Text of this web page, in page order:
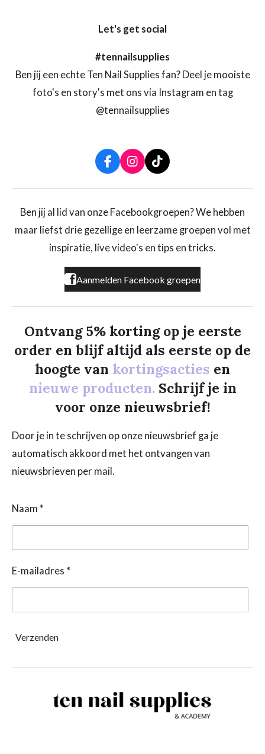
Let's get social
#tennailsupplies
Ben jij een echte Ten Nail Supplies fan? Deel je mooiste
foto's en story's met ons via Instagram en tag
@tennailsupplies
F
a
c
b
o
k
I
n
s
a
r
a
T
i
k
o
Ben jij al lid van onze Facebookgroepen? We hebben
maar liefst drie gezellige en leerzame groepen vol met
inspiratie, live video's en tips en tricks.
Aanmelden Facebook groepen
Ontvang 5% korting op je eerste
order en blijf altijd als eerste op de
hoogte van kortingsacties en
nieuwe producten. Schrijf je in
voor onze nieuwsbrief!
Door je in te schrijven op onze nieuwsbrief ga je
automatisch akkoord met het ontvangen van
nieuwsbrieven per mail.
Naam *
E-mailadres *
Verzenden